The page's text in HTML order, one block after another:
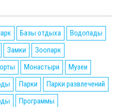
Базы отдыха
Водопады
Замки
Зоопарк
Монастыри
Музеи
Парки
Парки развлечений
Программы